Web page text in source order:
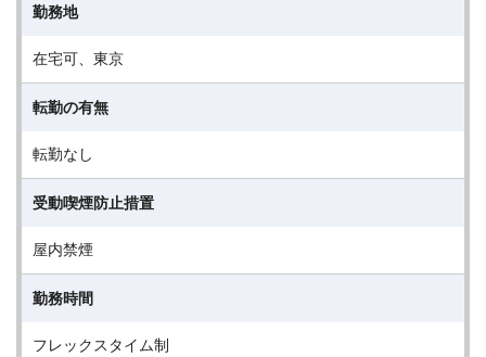
勤務地
在宅可、東京
転勤の有無
転勤なし
受動喫煙防止措置
屋内禁煙
勤務時間
フレックスタイム制